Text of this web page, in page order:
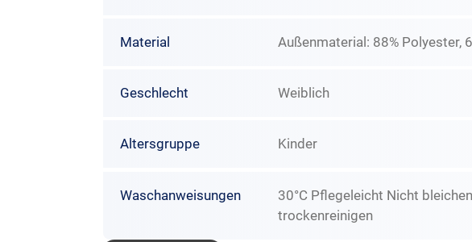
Material Außenmaterial: 88% Polyester,
Geschlecht Weiblich
Altersgruppe Kinder
Waschanweisungen
30°C Pflegeleicht Nicht
trockenreinigen